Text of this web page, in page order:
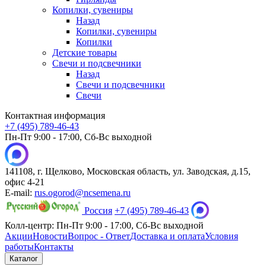
Копилки, сувениры
Назад
Копилки, сувениры
Копилки
Детские товары
Свечи и подсвечники
Назад
Свечи и подсвечники
Свечи
Контактная информация
+7 (495) 789-46-43
Пн-Пт 9:00 - 17:00, Сб-Вс выходной
141108, г. Щелково, Московская область, ул. Заводская, д.15,
офис 4-21
E-mail: rus.ogorod@ncsemena.ru
Россия +7 (495) 789-46-43
Колл-центр: Пн-Пт 9:00 - 17:00, Сб-Вс выходной
АкцииНовостиВопрос - ОтветДоставка и оплатаУсловия
работыКонтакты
Каталог